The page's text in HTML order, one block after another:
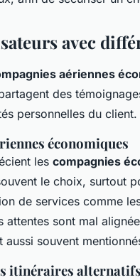
avec
aériennes
des
personnelles du client.
économiques
les compagnies
le choix, surtout
de services comme
attentes sont mal
souvent
itinéraires alternatifs